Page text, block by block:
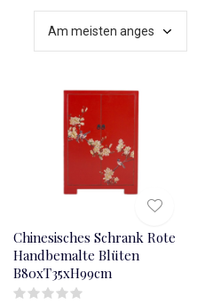
Chinesisches Schrank Rote
Handbemalte Blüten
B80xT35xH99cm